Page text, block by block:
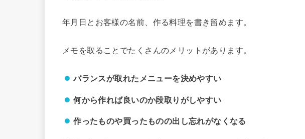
年月日とお客様の名前、作る料理を書き留めます。
メモを取ることでたくさんのメリットがあります。
バランスが取れたメニューを決めやすい
何から作れば良いのか段取りがしやすい
作ったものや買ったものの出し忘れがなくなる